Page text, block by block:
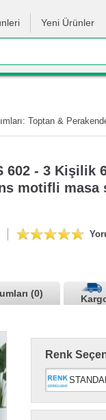
Yeni Ürünler
Toptan &
602 - 3
motifli masa
(0)
Renk